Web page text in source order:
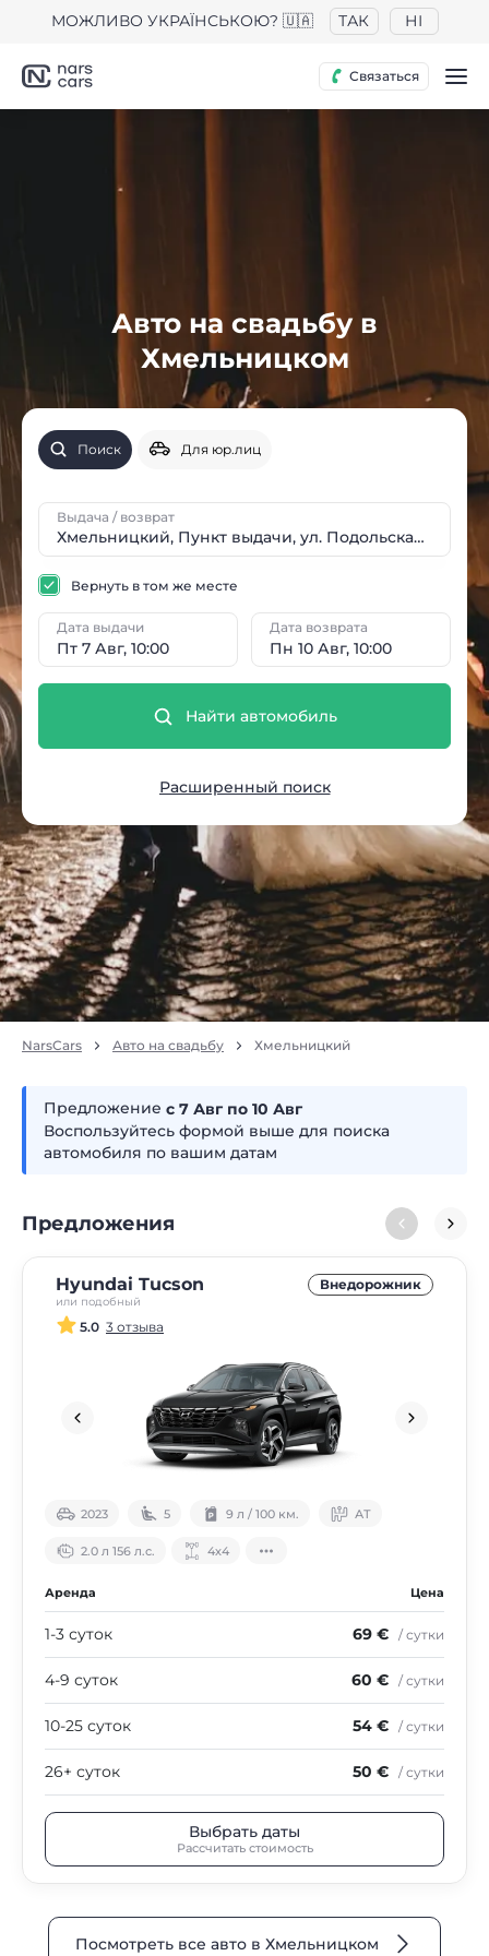
МОЖЛИВО УКРАЇНСЬКОЮ? 🇺🇦 ТАК НІ
Связаться
Авто на свадьбу в
Хмельницком
Поиск Для юр.лиц
Выдача / возврат
Пт 7 Авг, 10:00
Дата выдачи
Пн 10 Авг, 10:00
Дата возврата
Вернуть в том же месте
Найти автомобиль
Расширенный поиск
NarsCars Авто на свадьбу Хмельницкий
Предложение с 7 авг по 10
авг
Воспользуйтесь формой выше для поиска
автомобиля по вашим датам
Предложения
Hyundai Tucson
или подобный
Внедорожник
5.0 3 отзыва
2023 5 9 л / 100 км. АТ
2.0 л 156 л.с. 4х4
Аренда Цена
1-3 суток 69 € / сутки
4-9 суток 60 € / сутки
10-25 суток 54 € / сутки
26+ суток 50 € / сутки
Выбрать даты
Рассчитать стоимость
Посмотреть все авто в Хмельницком